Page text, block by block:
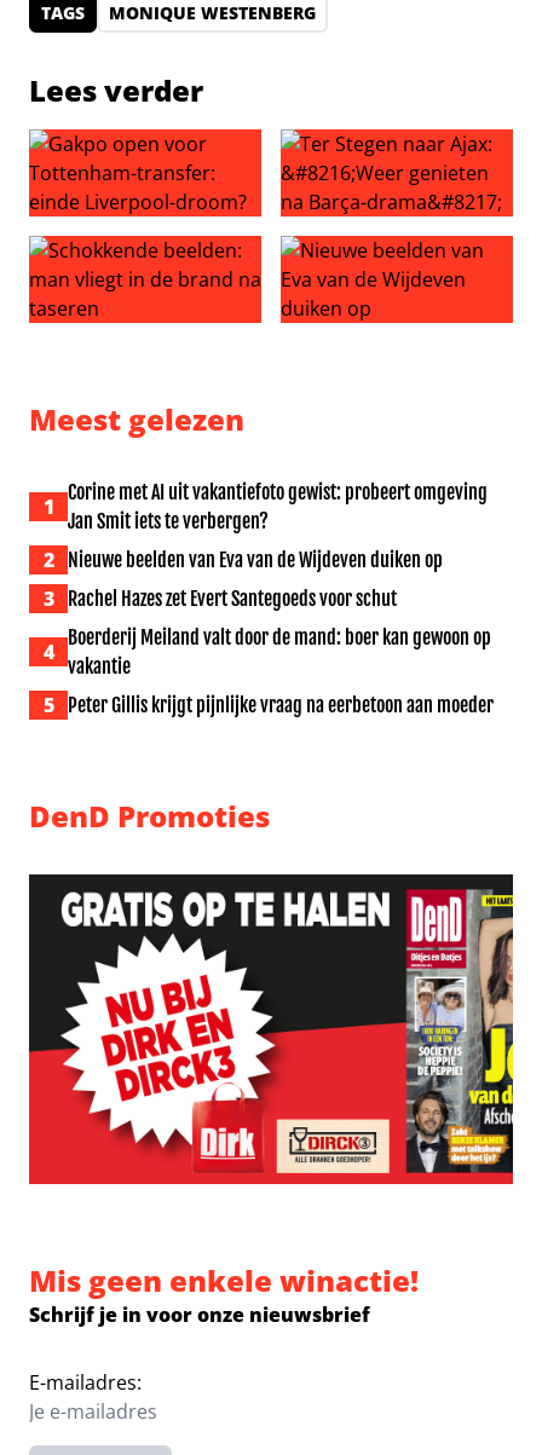
TAGS MONIQUE WESTENBERG
Lees verder
Gakpo open voor Tottenham-transfer: einde Liverpool-
Ter Stegen naar Ajax:
Meest gelezen
1
Corine met AI uit vakantiefoto gewist: probeert omgeving
Jan Smit iets te verbergen?
2 Nieuwe beelden van Eva van de Wijdeven duiken op
3 Rachel Hazes zet Evert Santegoeds voor schut
4
Boerderij Meiland valt door de mand: boer kan gewoon op
vakantie
5 Peter Gillis krijgt pijnlijke vraag na eerbetoon aan moeder
DenD Promoties
Mis geen enkele winactie!
Schrijf je in voor onze nieuwsbrief
E-mailadres: